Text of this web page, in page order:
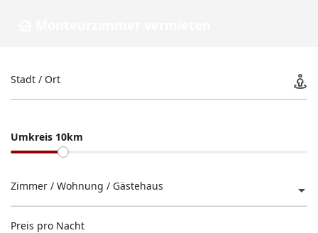
Stadt / Ort
Umkreis 10km
Zimmer / Wohnung / Gästehaus
Preis pro Nacht